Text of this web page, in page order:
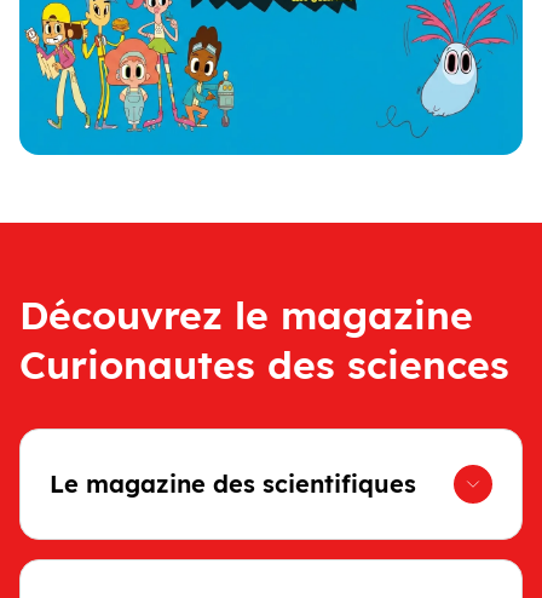
Découvrez le magazine
Curionautes des sciences
Le magazine des scientifiques